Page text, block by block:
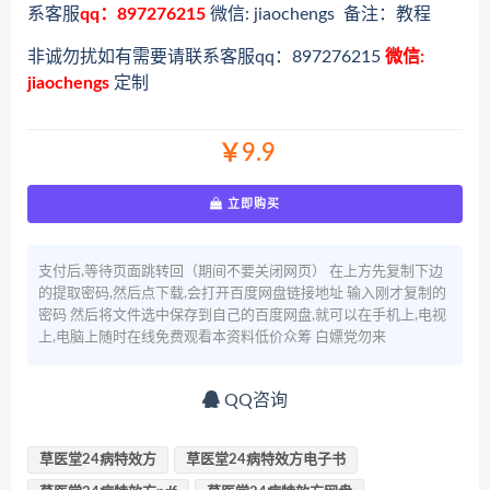
系客服qq：897276215 微信: jiaochengs 备注：教程
非诚勿扰如有需要请联系客服qq：897276215 微信:
jiaochengs 定制
￥9.9
立即购买
支付后,等待页面跳转回（期间不要关闭网页） 在上方先复制下边
的提取密码,然后点下载,会打开百度网盘链接地址 输入刚才复制的
密码 然后将文件选中保存到自己的百度网盘,就可以在手机上,电视
上,电脑上随时在线免费观看本资料低价众筹 白嫖党勿来
QQ咨询
草医堂24病特效方 草医堂24病特效方电子书